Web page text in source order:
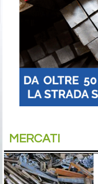
MERCATI